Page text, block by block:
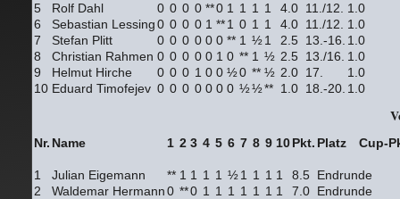
5
Rolf Dahl 0 0 0 0 **0 1 1 1 1 4.0 11./12.
1.0
6
Sebastian Lessing0 0 0 0 1 **1 0 1 1 4.0 11./12.
1.0
7
Stefan Plitt 0 0 0 0 0 0 ** 1 ½1 2.5 13.-16. 1.0
8
Christian Rahmen 0 0 0 0 0 1 0 ** 1 ½ 2.5 13./16. 1.0
9
Helmut Hirche 0 0 0 1 0 0 ½0 ** ½ 2.0 17.
1.0
10 Eduard Timofejev 0 0 0 0 0 0 0 ½½** 1.0 18.-20. 1.0
Nr. Name 1 2 3 4 5 6 7 8 9 10Pkt. Platz Cup-
1 Julian Eigemann ** 1 1 1 1 ½1 1 1 1 8.5 Endrunde
2
Waldemar Hermann0 **0 1 1 1 1 1 1 1 7.0 Endrunde